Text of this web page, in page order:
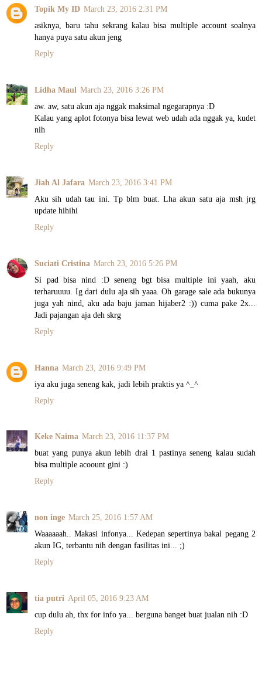
Topik My ID March 23, 2016 2:31 PM
asiknya, baru tahu sekrang kalau bisa multiple account soalnya
hanya puya satu akun jeng
Reply
Lidha Maul March 23, 2016 3:26 PM
aw. aw, satu akun aja nggak maksimal ngegarapnya :D
Kalau yang aplot fotonya bisa lewat web udah ada nggak ya, kudet
nih
Reply
Jiah Al Jafara March 23, 2016 3:41 PM
Aku sih udah tau ini. Tp blm buat. Lha akun satu aja msh jrg
update hihihi
Reply
Suciati Cristina March 23, 2016 5:26 PM
Si pad bisa nind :D seneng bgt bisa multiple ini yaah, aku
terharuuuu. Ig dari dulu aja sih yaaa. Oh garage sale ada bukunya
juga yah nind, aku ada baju jaman hijaber2 :)) cuma pake 2x...
Jadi pajangan aja deh skrg
Reply
Hanna March 23, 2016 9:49 PM
iya aku juga seneng kak, jadi lebih praktis ya ^_^
Reply
Keke Naima March 23, 2016 11:37 PM
buat yang punya akun lebih drai 1 pastinya seneng kalau sudah
bisa multiple acoount gini :)
Reply
non inge March 25, 2016 1:57 AM
Waaaaaah.. Makasi infonya... Kedepan sepertinya bakal pegang 2
akun IG, terbantu nih dengan fasilitas ini... ;)
Reply
tia putri April 05, 2016 9:23 AM
cup dulu ah, thx for info ya... berguna banget buat jualan nih :D
Reply